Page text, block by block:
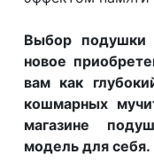
Выбор подушки
новое
вам как
кошмарных
магазине
модель для себя.